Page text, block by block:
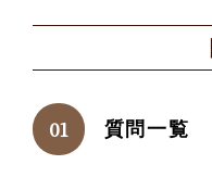
質問一覧